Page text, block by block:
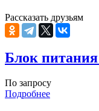
Рассказать друзьям
Блок
По запросу
Подробнее